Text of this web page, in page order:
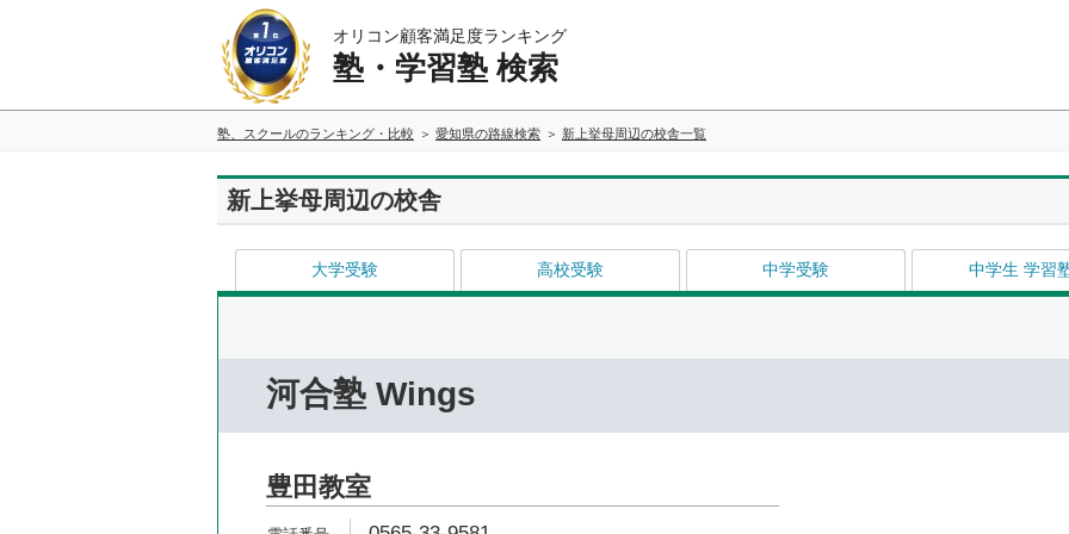
オリコン顧客満足度ランキング
塾・学習塾 検索
塾、スクールのランキング・比較 愛知県の路線検索 新上挙母周辺の校舎一覧
新上挙母周辺の校舎
大学受験 高校受験 中学受験 中学生 学習
河合塾 Wings
豊田教室